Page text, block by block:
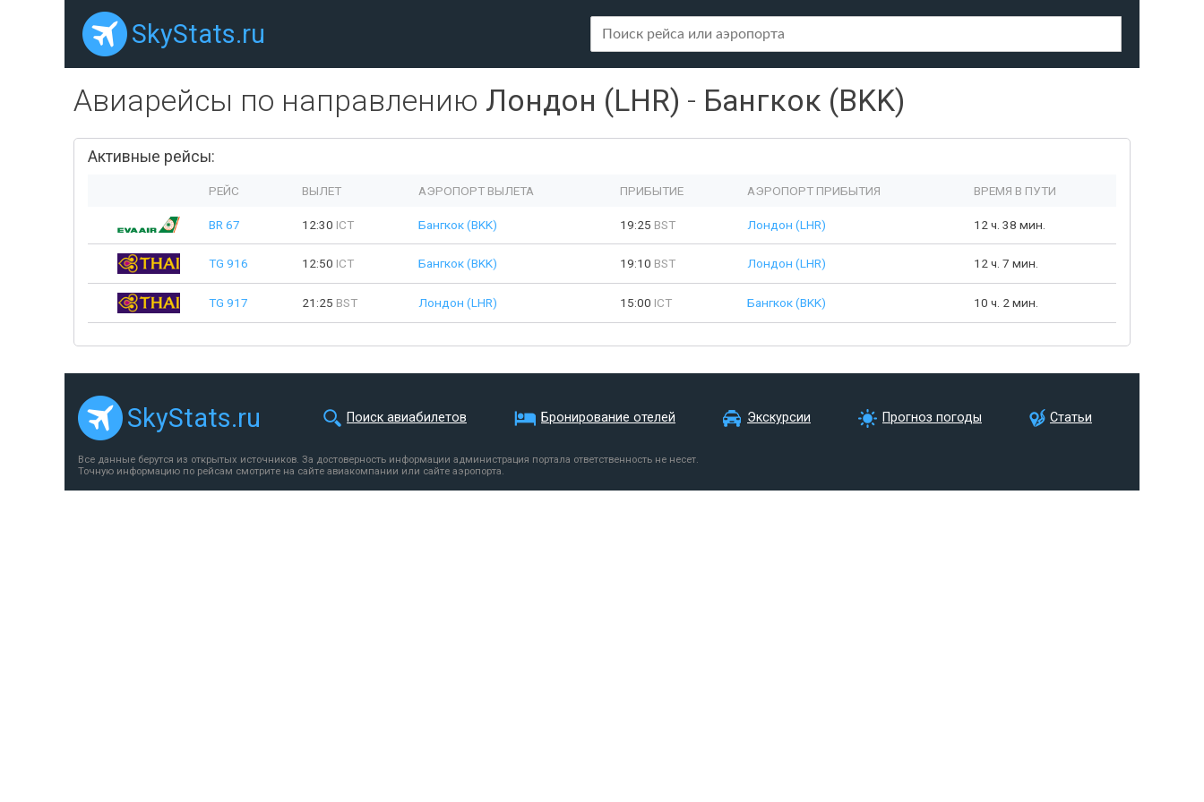
SkyStats.ru
Авиарейсы по направлению Лондон (LHR) - Бангкок (BKK)
Активные рейсы:
РЕЙС ВЫЛЕТ АЭРОПОРТ ВЫЛЕТА ПРИБЫТИЕ АЭРОПОРТ ПРИБЫТИЯ ВРЕМЯ В ПУТИ
BR 67 12:30 ICT Бангкок (BKK) 19:25 BST Лондон (LHR) 12 ч. 38 мин.
TG 916 12:50 ICT Бангкок (BKK) 19:10 BST Лондон (LHR) 12 ч. 7 мин.
TG 917 21:25 BST Лондон (LHR) 15:00 ICT Бангкок (BKK) 10 ч. 2 мин.
SkyStats.ru Поиск авиабилетов Бронирование отелей Экскурсии Прогноз погоды Статьи
Все данные берутся из открытых источников. За достоверность информации администрация портала ответственность не несет.
Точную информацию по рейсам смотрите на сайте авиакомпании или сайте аэропорта.